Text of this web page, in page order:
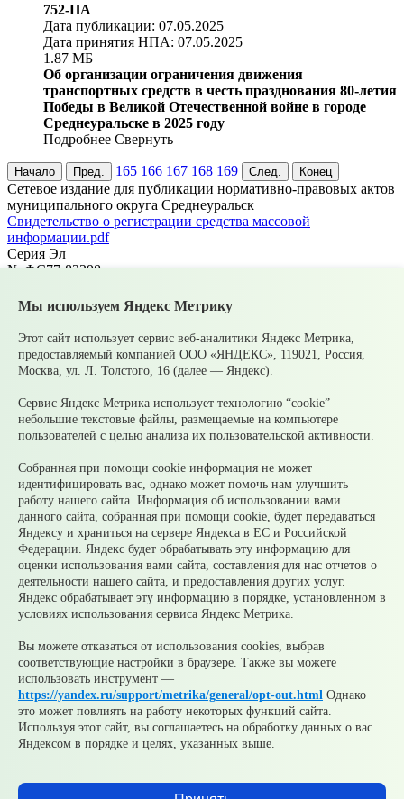
752-ПА
Дата публикации: 07.05.2025
Дата принятия НПА: 07.05.2025
1.87 МБ
Об организации ограничения движения
транспортных средств в честь празднования 80-летия
Победы в Великой Отечественной войне в городе
Среднеуральске в 2025 году
Подробнее Свернуть
Начало Пред. 165 166 167 168 169 След. Конец
Cетевое издание для публикации нормативно-правовых актов
муниципального округа Среднеуральск
Cвидетельство о регистрации средства массовой
информации.pdf
Серия Эл
№ ФС77-83398
Елисеева Е.Н.
Адрес электронной почты
upsopablik@mail.ru
Номер телефона редакции
+7(34368)7-56-27
Муниципальное казенное учреждение «Управление по связям
с общественностью муниципального округа Среднеуральск»
Зарегистрирован
информационных технологий и массовых коммуникаций
(Роскомнадзор) 10 июня 2022 г.
Возрастной ценз
12+
Мы используем Яндекс Метрику
Этот сайт использует сервис веб-аналитики Яндекс Метрика,
предоставляемый компанией ООО «ЯНДЕКС», 119021, Россия,
Москва, ул. Л. Толстого, 16 (далее — Яндекс).
Сервис Яндекс Метрика использует технологию “cookie” —
небольшие текстовые файлы, размещаемые на компьютере
пользователей с целью анализа их пользовательской активности.
Собранная при помощи cookie информация не может
идентифицировать вас, однако может помочь нам улучшить
работу нашего сайта. Информация об использовании вами
данного сайта, собранная при помощи cookie, будет передаваться
Яндексу и храниться на сервере Яндекса в ЕС и Российской
Федерации. Яндекс будет обрабатывать эту информацию для
оценки использования вами сайта, составления для нас отчетов о
деятельности нашего сайта, и предоставления других услуг.
Яндекс обрабатывает эту информацию в порядке, установленном в
условиях использования сервиса Яндекс Метрика.
Вы можете отказаться от использования cookies, выбрав
соответствующие настройки в браузере. Также вы можете
использовать инструмент —
https://yandex.ru/support/metrika/general/opt-out.html Однако
это может повлиять на работу некоторых функций сайта.
Используя этот сайт, вы соглашаетесь на обработку данных о вас
Яндексом в порядке и целях, указанных выше.
© 2026 Официальный сайт Муниципального округа
Среднеуральск Свердловской области
Карта сайта Архив
Ваше сообщение отправлено
Приемная главы